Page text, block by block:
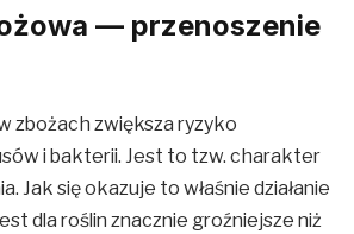
— przenoszenie
zbożach zwiększa ryzyko
i bakterii. Jest to tzw. charakter
Jak się okazuje to właśnie działanie
dla roślin znacznie groźniejsze niż